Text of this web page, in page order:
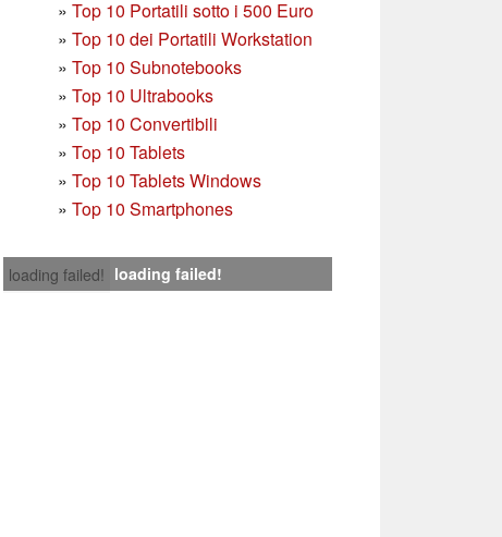
» Top 10 Portatili sotto i 500 Euro
» Top 10 dei Portatili Workstation
» Top 10 Subnotebooks
» Top 10 Ultrabooks
» Top 10 Convertibili
» Top 10 Tablets
» Top 10 Tablets Windows
» Top 10 Smartphones
loading failed! loading failed!